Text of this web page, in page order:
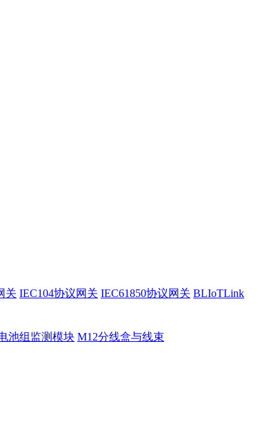
关 IEC104协议网关 IEC61850协议网关 BLIoTLink
池组监测模块 M12分线盒与线束